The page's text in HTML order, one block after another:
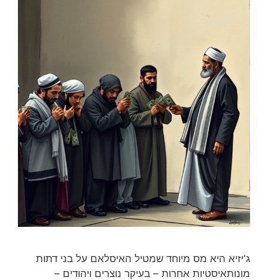
ג'יזיא היא מס מיוחד שמטיל האיסלאם על בני דתות
מונותאיסטיות אחרות – בעיקר נוצרים ויהודים –